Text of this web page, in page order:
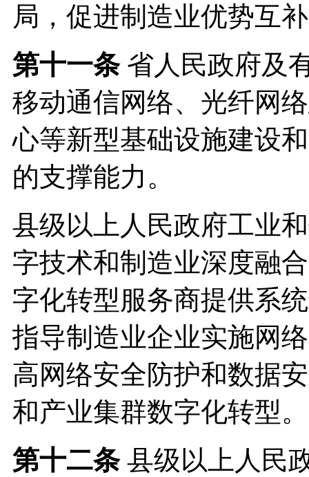
局，促进制造业优势互
第十一条省人民政府及
移动通信网络、光纤网
心等新型基础设施建设
的支撑能力。
县级以上人民政府工业
字技术和制造业深度融
字化转型服务商提供系
指导制造业企业实施网
高网络安全防护和数据
和产业集群数字化转型。
第十二条县级以上人民